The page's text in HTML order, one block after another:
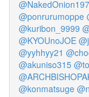
@ponrurumoppe
@kuribon_9999
@KYOUnoJOE
@yyhhyy21
@akuniso315
@konmatsuge